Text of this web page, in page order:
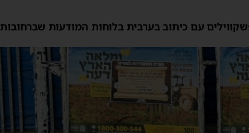
עם כיתוב בערבית בלוחות המודעות שברחובות